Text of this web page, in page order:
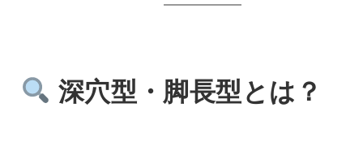
深穴型・脚長型とは？